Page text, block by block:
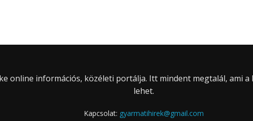
online információs, közéleti portálja. Itt mindent megtalál, ami
lehet.
Kapcsolat: gyarmatihirek@gmail.com